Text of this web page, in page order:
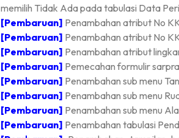
memilih Tidak Ada pada tabulasi Data
[Pembaruan] Penambahan atribut No
[Pembaruan] Penambahan atribut No
[Pembaruan] Penambahan atribut
[Pembaruan] Pemecahan formulir
[Pembaruan] Penambahan sub menu
[Pembaruan] Penambahan sub menu
[Pembaruan] Penambahan sub menu
[Pembaruan] Penambahan tabulasi